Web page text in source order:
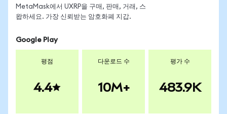
MetaMask에서 UXRP을 구매, 판매, 거래, 스
왑하세요. 가장 신뢰받는 암호화폐 지갑.
Google Play
평점
4.4
다운로드 수
10M+
평가 수
483.9K